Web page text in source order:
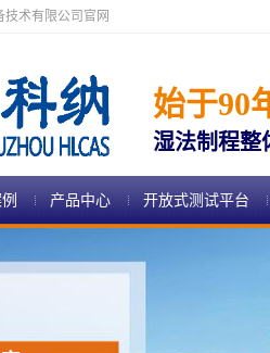
术有限公司官网
始于90
湿法制程整
产品中心 开放式测试平台